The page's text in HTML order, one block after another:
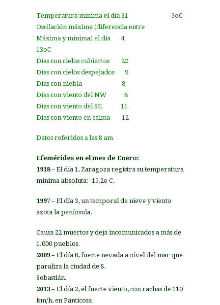
Temperatura mínima el día 31 -3oC
Oscilación máxima (diferencia entre
Máxima y mínima) el día 4
13oC
Días con cielos cubiertos 22
Días con cielos despejados 9
Días con niebla 8
Días con viento del NW 8
Días con viento del SE 11
Días con viento en calma 12
Datos referidos a las 8 am
Efemérides en el mes de Enero:
1918– El día 1, Zaragoza registra su temperatura
mínima absoluta: -15,2o C.
1997 – El día 3, un temporal de nieve y viento
azota la península.
Causa 22 muertos y deja incomunicados a más de
1.000 pueblos.
2009 – El día 8, fuerte nevada a nivel del mar que
paraliza la ciudad de S.
Sebastián.
2013 – El día 2, el fuerte viento, con rachas de 110
km/h, en Panticosa